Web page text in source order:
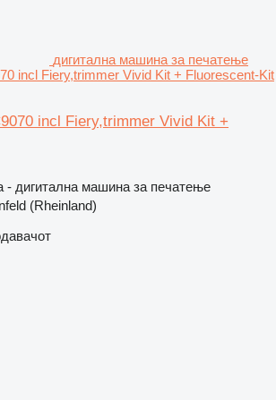
дигитална машина за печатење
incl Fiery,trimmer Vivid Kit + Fluorescent-Kit
incl Fiery,trimmer Vivid Kit +
- дигитална машина за печатење
(Rheinland)